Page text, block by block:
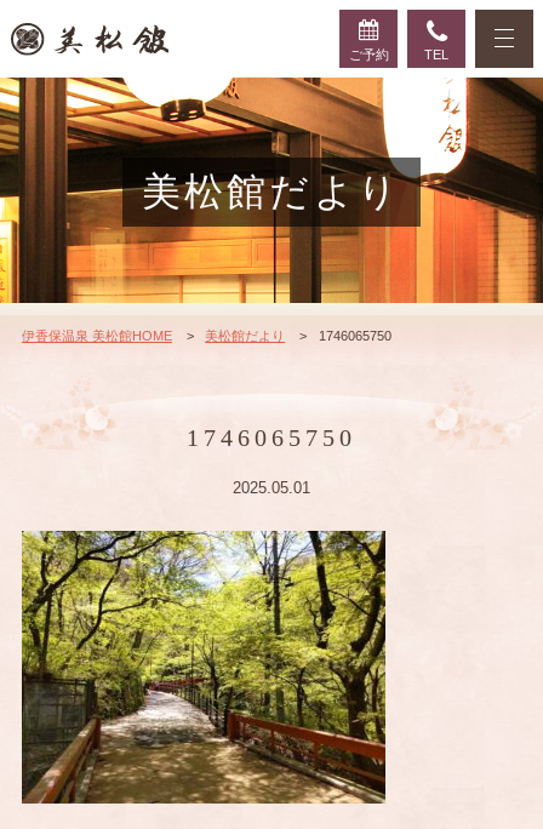
ご予約 TEL
美松館だより
伊香保温泉 美松館HOME 美松館だより 1746065750
1746065750
2025.05.01